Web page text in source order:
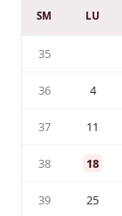
SM LU
35
36 4
37 11
38 18
39 25